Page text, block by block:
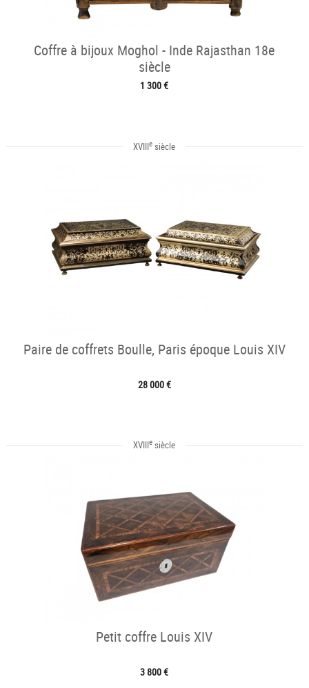
Coffre à bijoux Moghol - Inde Rajasthan 18e
siècle
1 300 €
XVIIIe siècle
Paire de coffrets Boulle, Paris époque Louis XIV
28 000 €
XVIIIe siècle
Petit coffre Louis XIV
3 800 €